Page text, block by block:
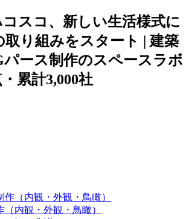
スコ、新しい生活様式に
取り組みをスタート | 建築
パース制作のスペースラボ
累計3,000社
内観・外観・鳥瞰）